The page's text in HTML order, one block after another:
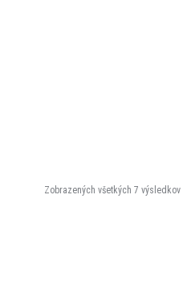
Zobrazených všetkých 7 výsledkov